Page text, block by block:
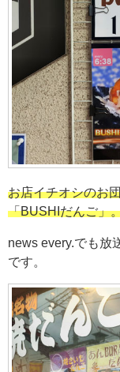
お店イチオシのお
「BUSHIだんご」
news every.でも放
です。